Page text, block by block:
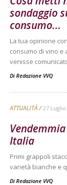
sondaggio
consumo...
La tua opinione
consumo di vino e
venisse
Di Redazione VVQ
ATTUALITÀ 27 Luglio
Italia
Primi grappoli
varietà bianche e
Di Redazione VVQ